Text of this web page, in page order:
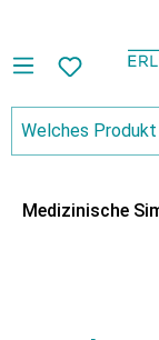
Medizinische